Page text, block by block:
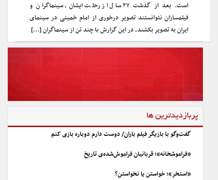
است. بعد از گذشت ۲۷ سال از رحلت ایشان، سینماگران و
فیلمسازان نتوانستند تصویر درخوری از امام خمینی در سینمای
ایران به تصویر بکشند، در این گزارش با چند تن از سینماگران […]
پربازدیدترین ها
گفت‌وگو با بازیگر فیلم باران/ دوست دارم دوباره بازی کنم
«فراموشخانه»؛ قربانیان فراموش‌شده‌ی تاریخ
«استخر»؛ خواستن یا نخواستن؟